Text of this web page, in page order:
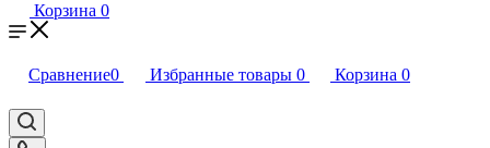
Корзина 0
Сравнение0 Избранные товары 0 Корзина 0